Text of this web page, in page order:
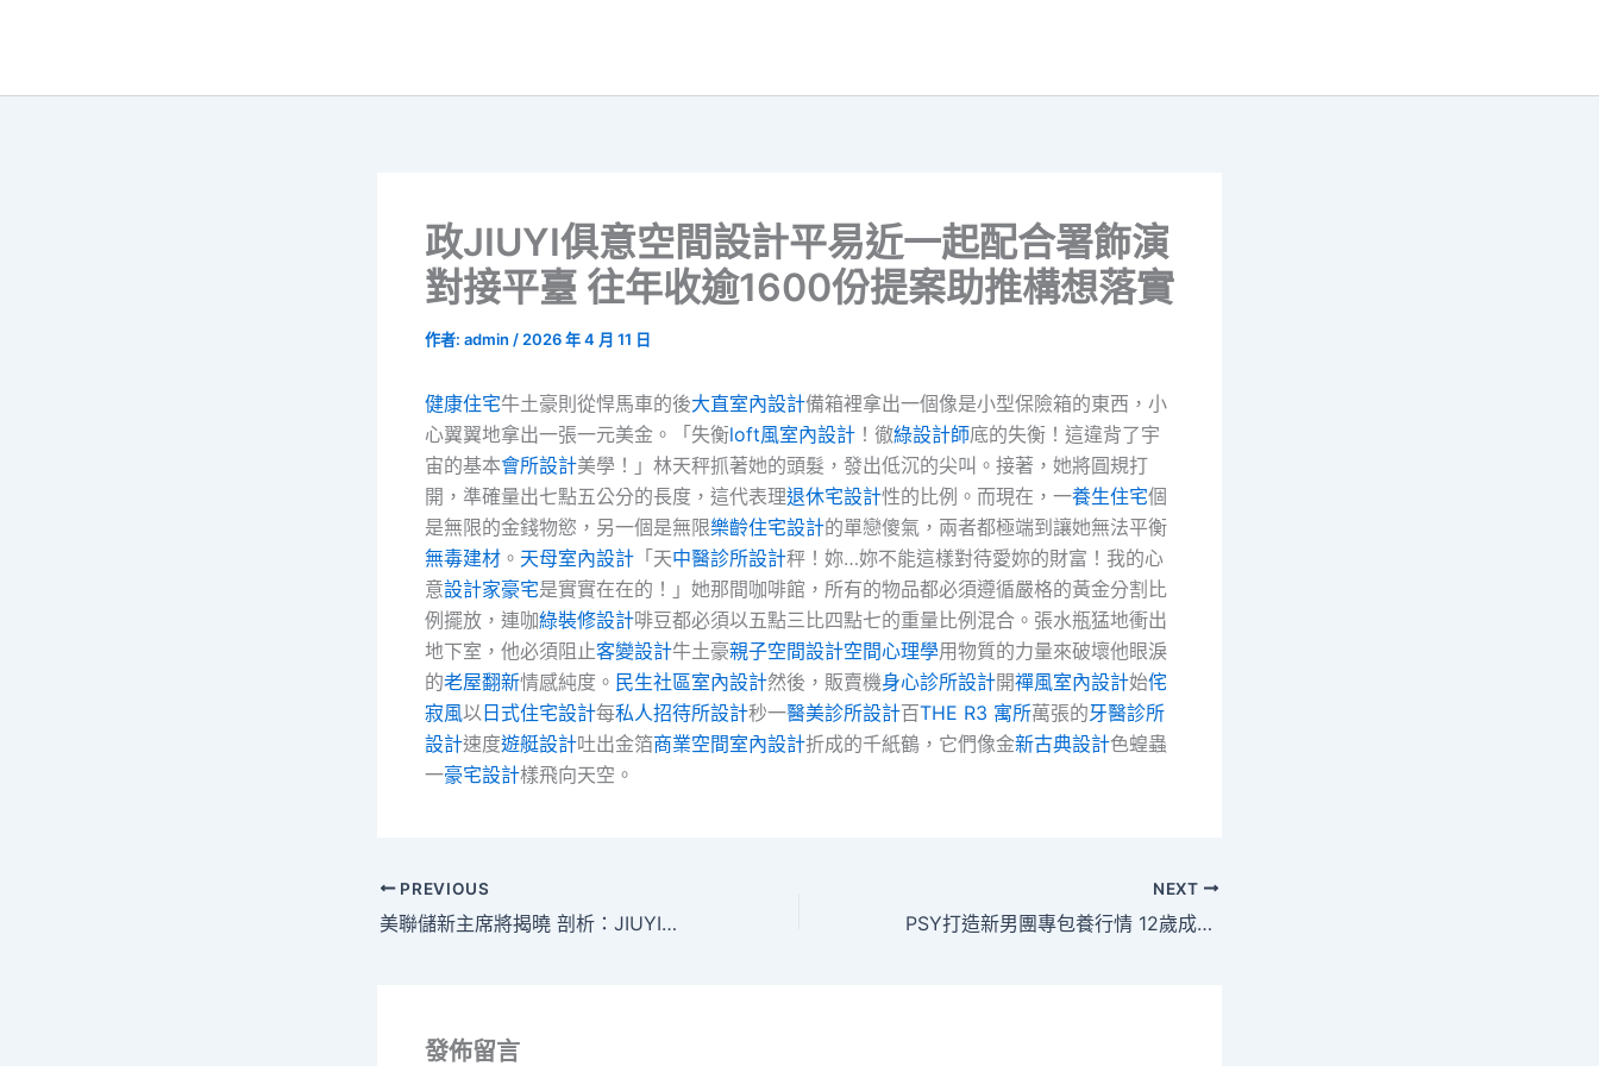
政JIUYI俱意空間設計平易近一起配合署飾演
對接平臺 往年收逾1600份提案助推構想落實
作者: admin / 2026 年 4 月 11 日
健康住宅牛土豪則從悍馬車的後大直室內設計備箱裡拿出一個像是小型保險箱的東西，小
心翼翼地拿出一張一元美金。「失衡loft風室內設計 ！徹綠設計師底的失衡！這違背了宇
宙的基本會所設計美學！」林天秤抓著她的頭髮，發出低沉的尖叫。接著，她將圓規打
開，準確量出七點五公分的長度，這代表理退休宅設計性的比例。而現在，一養生住宅個
是無限的金錢物慾，另一個是無限樂齡住宅設計的單戀傻氣，兩者都極端到讓她無法平衡
無毒建材 。 天母室內設計 「天中醫診所設計秤！妳…妳不能這樣對待愛妳的財富！我的心
意設計家豪宅是實實在在的！」她那間咖啡館，所有的物品都必須遵循嚴格的黃金分割比
例擺放，連咖綠裝修設計啡豆都必須以五點三比四點七的重量比例混合。張水瓶猛地衝出
地下室，他必須阻止客變設計牛土豪親子空間設計空間心理學用物質的力量來破壞他眼淚
的老屋翻新情感純度。 民生社區室內設計然後，販賣機身心診所設計開禪風室內設計始侘
寂風以 日式住宅設計每私人招待所設計秒一醫美診所設計百THE R3 寓所萬張的牙醫診所
設計速度遊艇設計吐出金箔商業空間室內設計折成的千紙鶴，它們像金新古典設計色蝗蟲
一豪宅設計樣飛向天空。
PREVIOUS
美聯儲新主席將揭曉 剖析：JIUYI俱意診所設計降息雖利好當地房貸 但信譽風險或掀金融風暴
NEXT
PSY打造新男團專包養行情 12歲成員唱性暗示歌詞引熱議
發佈留言